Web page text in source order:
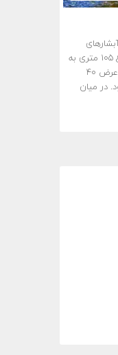
آبشارهای
جهان را در خود جای داده است. از آبشار لاتون با ارتفاع ۱۰۵ متری به
عنوان بلندترین آبشار ایران گرفته تا آبشار شوی که با عرض ۴۰
در میان